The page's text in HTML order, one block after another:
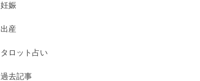
妊娠
出産
タロット占い
過去記事